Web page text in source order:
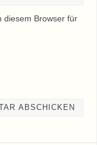
diesem Browser für